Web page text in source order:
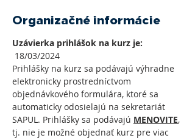
Organizačné informácie
Uzávierka prihlášok na kurz je:
18/03/2024
Prihlášky na kurz sa podávajú výhradne
elektronicky prostredníctvom
objednávkového formulára, ktoré sa
automaticky odosielajú na sekretariát
SAPUL. Prihlášky sa podávajú MENOVITE,
tj. nie je možné objednať kurz pre viac